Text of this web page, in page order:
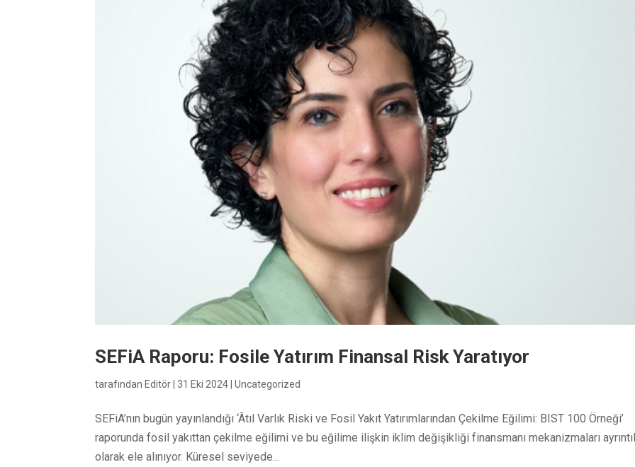
SEFiA Raporu: Fosile Yatırım Finansal Risk Yaratıyor
tarafından Editör 31 Eki 2024 |Uncategorized
SEFiA’nın bugün yayınlandığı ‘Âtıl Varlık Riski ve Fosil Yakıt Yatırımlarından Çekilme Eğilimi: BIST 100 Örneği’
raporunda fosil yakıttan çekilme eğilimi ve bu eğilime ilişkin iklim değişikliği finansmanı mekanizmaları
olarak ele alınıyor. Küresel seviyede...